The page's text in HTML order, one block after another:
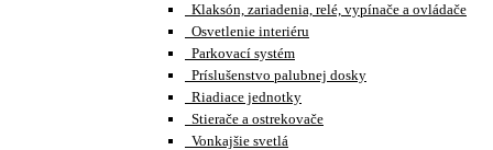
Klaksón, zariadenia, relé, vypínače a ovládače
Osvetlenie interiéru
Parkovací systém
Príslušenstvo palubnej dosky
Riadiace jednotky
Stierače a ostrekovače
Vonkajšie svetlá